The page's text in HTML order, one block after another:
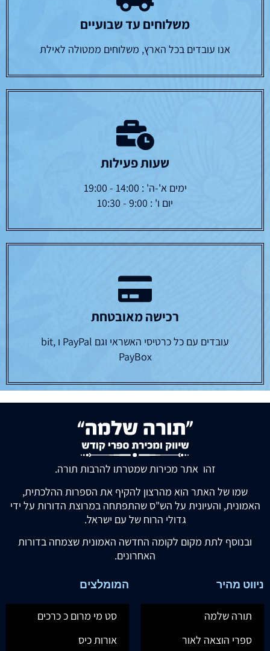
משלוחים עד שבועיים
אנו עובדים בכל הארץ, משלוחים ממטולה לאילת
שעות פעילות
ימים א'-ה' : 14:00 - 19:00
יום ו' : 9:00 - 10:30
רכישה מאובטחת
עובדים עם כל כרטיסי האשראי וגם PayPal ו bit,
PayBox
זהו אתר מכירות שמטרתו להרבות תורה.
שמו של האתר הוא מהרצון להקיף את הספרות ההלכתית,
האמונית, והעיונית על הש"ס שהתפתחה במרוצת הדורות על ידי
גדולי הרוח של עם ישראל.
ובנוסף לתת מקום לקומה החדשה האמונית שצמחה בדורות
האחרונים.
ניווט מהיר
תורה שלמה
ספרי הוצאה לאור
המומלצים
סט מי מרום כ כרכים
אורות כיס